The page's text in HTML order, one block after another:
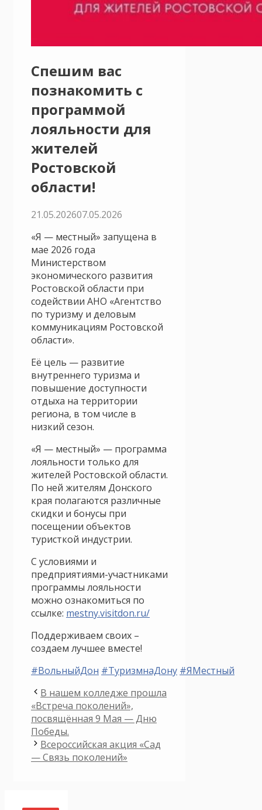
Спешим вас
познакомить с
программой
лояльности для
жителей
Ростовской
области!
21.05.202607.05.2026
«Я — местный» запущена в
мае 2026 года
Министерством
экономического развития
Ростовской области при
содействии АНО «Агентство
по туризму и деловым
коммуникациям Ростовской
области».
Её цель — развитие
внутреннего туризма и
повышение доступности
отдыха на территории
региона, в том числе в
низкий сезон.
«Я — местный» — программа
лояльности только для
жителей Ростовской области.
По ней жителям Донского
края полагаются различные
скидки и бонусы при
посещении объектов
туристкой индустрии.
С условиями и
предприятиями-участниками
программы лояльности
можно ознакомиться по
ссылке: mestny.visitdon.ru/
Поддерживаем своих –
создаем лучшее вместе!
#ВольныйДон #ТуризмнаДону #ЯМестный
В нашем колледже прошла
«Встреча поколений»,
посвящённая 9 Мая — Дню
Победы.
Всероссийская акция «Сад
— Связь поколений»